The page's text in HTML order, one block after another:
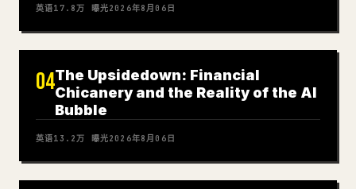
英语17.8万 曝光2026年8月06日
04The Upsidedown: Financial
Chicanery and the Reality of the AI
Bubble
英语13.2万 曝光2026年8月06日